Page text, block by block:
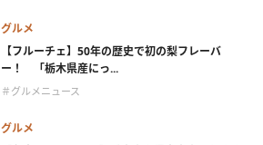
グルメ
【フルーチェ】50年の歴史で初の梨フレーバ
ー！ 「栃木県産にっ...
＃グルメニュース
グルメ